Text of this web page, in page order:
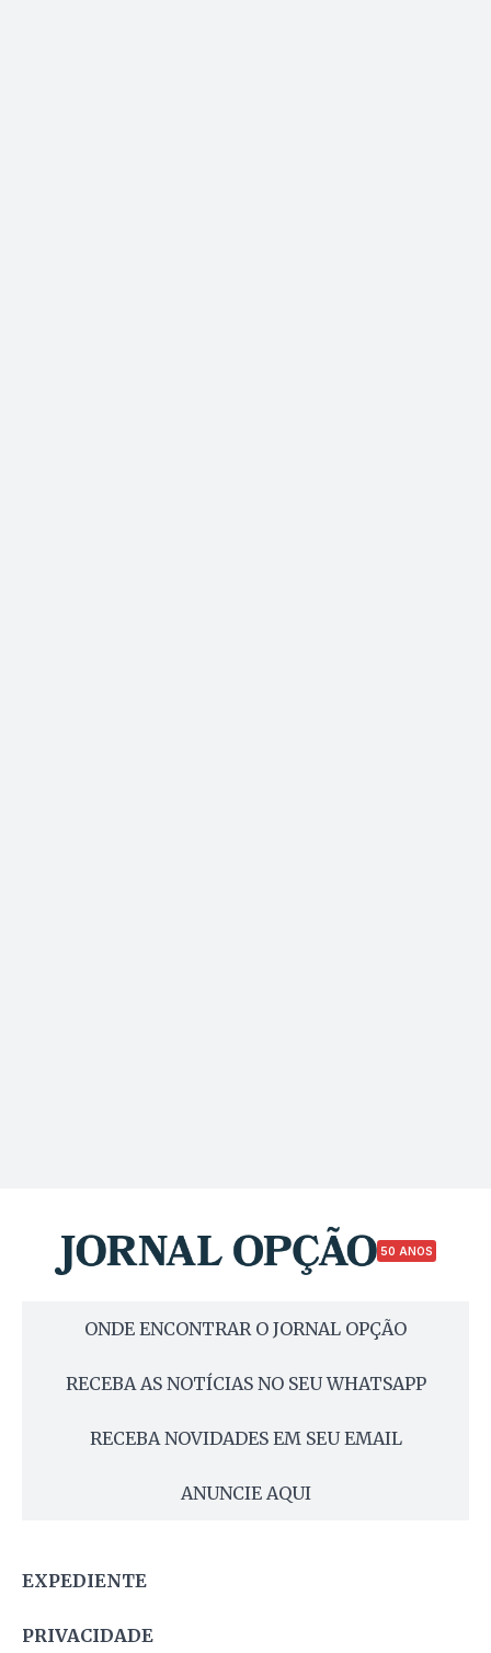
50 ANOS
ONDE ENCONTRAR O JORNAL OPÇÃO
RECEBA AS NOTÍCIAS NO SEU WHATSAPP
RECEBA NOVIDADES EM SEU EMAIL
ANUNCIE AQUI
EXPEDIENTE
PRIVACIDADE